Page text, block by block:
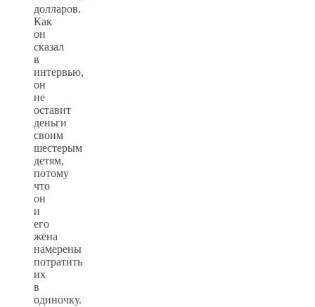
долларов.
Как
он
сказал
в
интервью,
он
не
оставит
деньги
своим
шестерым
детям,
потому
что
он
и
его
жена
намерены
потратить
их
в
одиночку.